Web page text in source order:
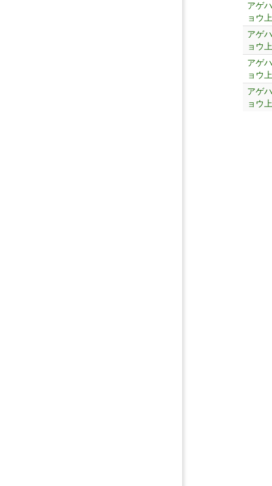
アゲ
ョウ
アゲ
ョウ
アゲ
ョウ
アゲ
ョウ